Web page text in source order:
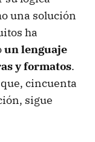
una solución
ha
un lenguaje
y formatos.
cincuenta
sigue